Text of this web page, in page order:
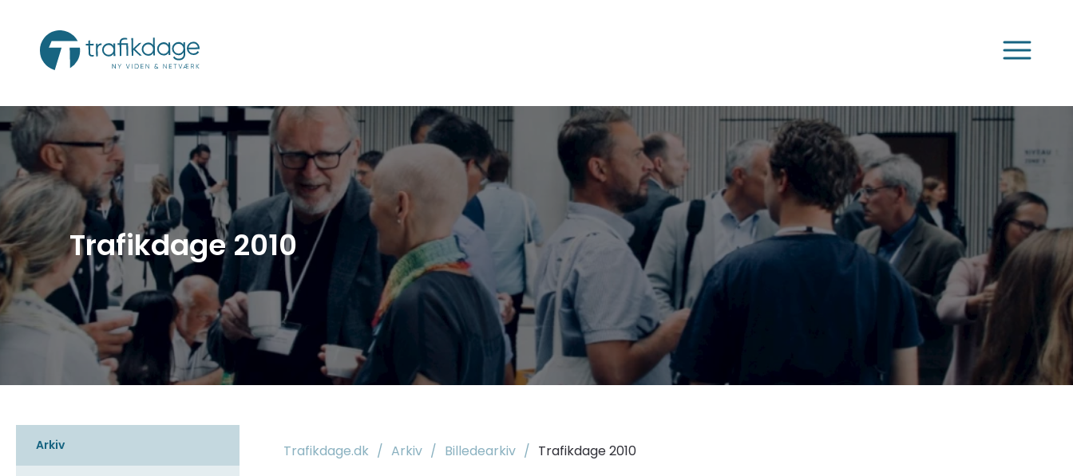
Trafikdage 2010
Arkiv Trafikdage.dk / Arkiv / Billedearkiv / Trafikdage 2010